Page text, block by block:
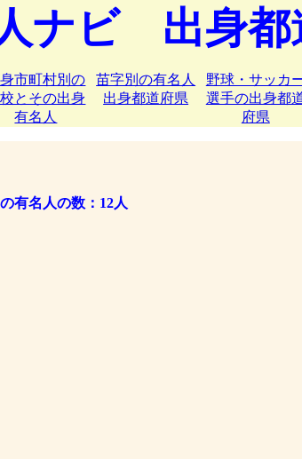
ナビ 出身都
市町村別の
とその出身
有名人
苗字別の有名人
出身都道府県
野球・サッカ
選手の出身都
府県
有名人の数：12人